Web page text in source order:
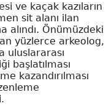
ve kaçak kazıların
sit alanı ilan
alındı. Önümüzdeki
yüzlerce arkeolog,
uluslararası
başlatılması
kazandırılması